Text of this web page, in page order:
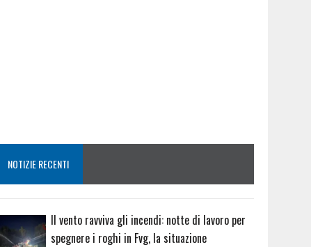
NOTIZIE RECENTI
Il vento ravviva gli incendi: notte di lavoro per
spegnere i roghi in Fvg, la situazione